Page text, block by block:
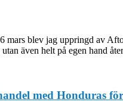
mars blev jag uppringd av
även helt på egen hand
med Honduras